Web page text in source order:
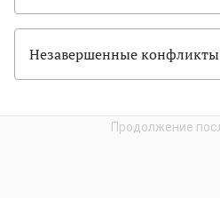
Незавершенные конфликты